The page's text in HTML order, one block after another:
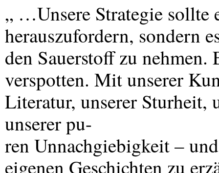
„ …Unsere Strategie sollte
herauszufordern, sondern
den Sauerstoff zu nehmen.
verspotten. Mit unserer
Literatur, unserer Sturheit,
unserer pu-
ren Unnachgiebigkeit –
eigenen Geschichten zu